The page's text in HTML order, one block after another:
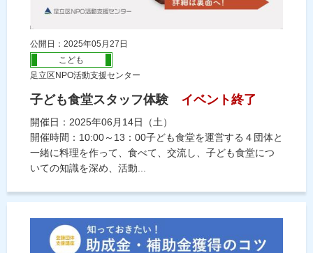
公開日：2025年05月27日
こども
足立区NPO活動支援センター
子ども食堂スタッフ体験 イベント終了
開催日：2025年06月14日（土）
開催時間：10:00～13：00子ども食堂を運営する４団体と
一緒に料理を作って、食べて、交流し、子ども食堂につ
いての知識を深め、活動...